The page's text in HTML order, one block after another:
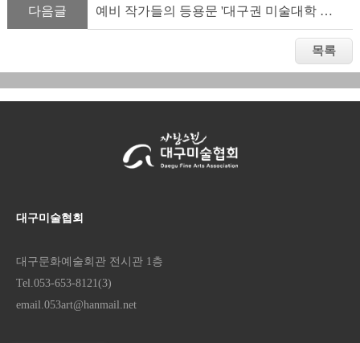
다음글 예비 작가들의 등용문 '대구권 미술대학 연합전' 개최
대구미술협회
대구문화예술회관 전시관 1층
Tel.053-653-8121(3)
email.053art@hanmail.net